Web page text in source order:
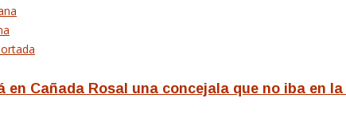
en Cañada Rosal una concejala que no iba en